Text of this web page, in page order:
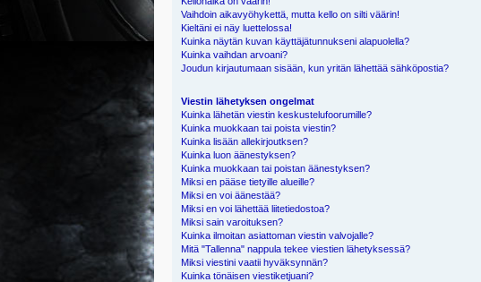
Vaihdoin aikavyöhykettä, mutta kello on silti väärin!
Kieltäni ei näy luettelossa!
Kuinka näytän kuvan käyttäjätunnukseni alapuolella?
Kuinka vaihdan arvoani?
Joudun kirjautumaan sisään, kun yritän lähettää sähköpostia?
Viestin lähetyksen ongelmat
Kuinka lähetän viestin keskustelufoorumille?
Kuinka muokkaan tai poista viestin?
Kuinka lisään allekirjoutksen?
Kuinka luon äänestyksen?
Kuinka muokkaan tai poistan äänestyksen?
Miksi en pääse tietyille alueille?
Miksi en voi äänestää?
Miksi en voi lähettää liitetiedostoa?
Miksi sain varoituksen?
Kuinka ilmoitan asiattoman viestin valvojalle?
Mitä "Tallenna" nappula tekee viestien lähetyksessä?
Miksi viestini vaatii hyväksynnän?
Kuinka tönäisen viestiketjuani?